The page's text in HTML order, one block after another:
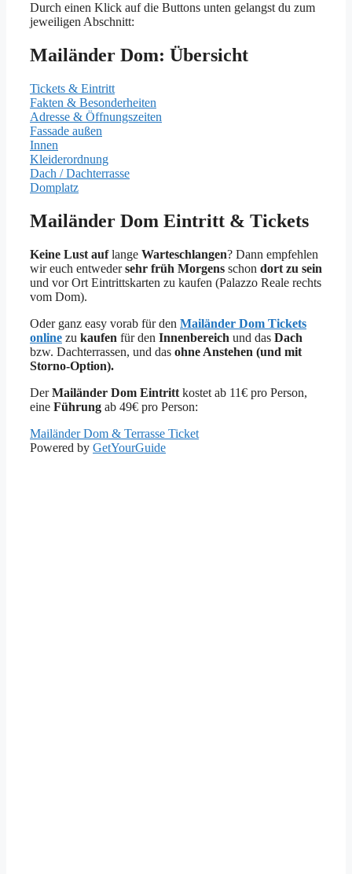
Durch einen Klick auf die Buttons unten gelangst du zum
jeweiligen Abschnitt:
Mailänder Dom: Übersicht
Tickets & Eintritt
Fakten & Besonderheiten
Adresse & Öffnungszeiten
Fassade außen
Innen
Kleiderordnung
Dach / Dachterrasse
Domplatz
Mailänder Dom Eintritt & Tickets
Keine Lust auflange Warteschlangen? Dann empfehlen
wir euch entwedersehr früh Morgens schon dort zu sein
und vor Ort Eintrittskarten zu kaufen (Palazzo Reale rechts
vom Dom).
Oder ganz easy vorab für den Mailänder Dom Tickets
online zu kaufen für den Innenbereich und das Dach
bzw. Dachterrassen, und das ohne Anstehen (und mit
Storno-Option).
DerMailänder Dom Eintritt kostet ab 11€ pro Person,
eine Führung ab 49€ pro Person:
Mailänder Dom & Terrasse Ticket
Powered by GetYourGuide